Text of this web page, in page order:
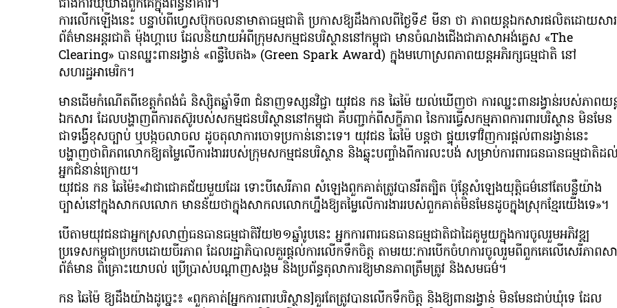
ជាងការឃុំឃាំងពួកគេក្នុងពន្ធនាគារ។
ការលើកឡើងនេះ បន្ទាប់ពីហ្វេសប៊ុកចលនាមាតាធម្មជាតិ ប្រកាសឱ្យដឹងកាលពីថ្ងៃទី៩ មីនា ថា ភាពយន្តឯកសារផលិតដោយសារ
ព័ត៌មានអន្តរជាតិ ម៉ុងហ្គាបេ ដែលនិយាយអំពីក្រុមសកម្មជនបរិស្ថាននៅកម្ពុជា មានចំណងជើងជាភាសាអង់គ្លេស «The
Clearing» បានឈ្នះពានរង្វាន់ «ពន្លឺបៃតង» (Green Spark Award) ក្នុងមហោស្រពភាពយន្តអភិរក្សធម្មជាតិ នៅ
សហរដ្ឋអាមេរិក។
មានដើមកំណើតពីខេត្តកំពង់ធំ និស្សិតឆ្នាំទី៣ ជំនាញទស្សនវិជ្ជា យុវជន កន ឆៃម៉ៃ យល់ឃើញថា ការឈ្នះពានរង្វាន់របស់ភាពយន្
ឯកសារ ដែលបង្ហាញពីការតស៊ូរបស់សកម្មជនបរិស្ថាននៅកម្ពុជា គឺបញ្ជាក់ពីសក្ខីភាព នៃការធ្វើសកម្មភាពការពារបរិស្ថាន មិនមែន
ជាទង្វើខុសច្បាប់ ឬបង្កចលាចល ដូចតុលាការចោទប្រកាន់នោះទេ។ យុវជន ឆៃម៉ៃ បន្តថា ផ្ទុយទៅវិញការផ្ដល់ពានរង្វាន់នេះ
បង្ហាញថាពិភពលោកឱ្យតម្លៃលើការងាររបស់ក្រុមសកម្មជនបរិស្ថាន និងឆ្លុះបញ្ចាំងពីការលះបង់ សម្រាប់ការពារធនធានធម្មជាតិដ
អ្នកជំនាន់ក្រោយ។
យុវជន កន ឆៃម៉ៃ៖«វាជាជោគជ័យមួយដែរ ទោះបីសេរីភាព សំឡេងពួកគាត់ត្រូវបានរឹតត្បិត ប៉ុន្ដែសំឡេងយុត្តិធម៌នៅតែបន្លឺយ៉ាង
ច្បាស់នៅក្នុងសាកលលោក មានន័យថាក្នុងសាកលលោកហ្នឹងឱ្យតម្លៃលើការងាររបស់ពួកគាត់មិនមែនដូចក្នុងស្រុកខ្មែរយើងទេ»។
បើតាមយុវជនជាអ្នកស្រលាញ់ធនធានធម្មជាតិវ័យ២១ឆ្នាំរូបនេះ អ្នកការពារធនធានធម្មជាតិជាដៃគូមួយក្នុងការចូលរួមអភិវឌ្ឍ
ប្រទេសកម្ពុជាប្រកបដោយចីរភាព ដែលរដ្ឋាភិបាលគួរផ្ដល់ការលើកទឹកចិត្ត តាមរយៈការបើកចំហការចូលរួមពីពួកគេលើសេរីភាពស
ព័ត៌មាន ពិគ្រោះយោបល់ ប្រើប្រាស់បណ្ដាញសង្គម និងប្រព័ន្ធតុលាការឱ្យមានភាពត្រឹមត្រូវ និងសមធម៌។
កន ឆៃម៉ៃ ឱ្យដឹងយ៉ាងដូច្នេះ៖ «ពួកគាត់[អ្នកការពារបរិស្ថាន]គួរតែត្រូវបានលើកទឹកចិត្ត និងឱ្យពានរង្វាន់ មិនមែនជាប់ឃុំទេ ដែល